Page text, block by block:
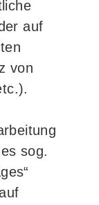
auf
von
sog.